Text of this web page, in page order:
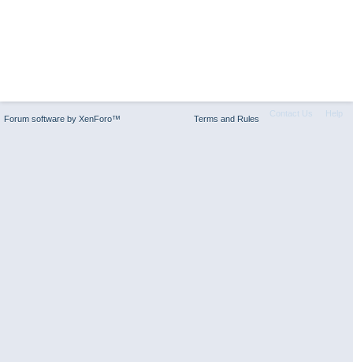
Contact Us Help
Terms and Rules
Forum software by XenForo™